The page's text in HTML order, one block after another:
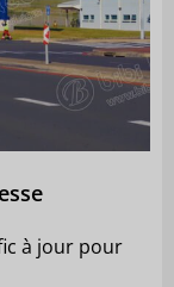
à jour pour